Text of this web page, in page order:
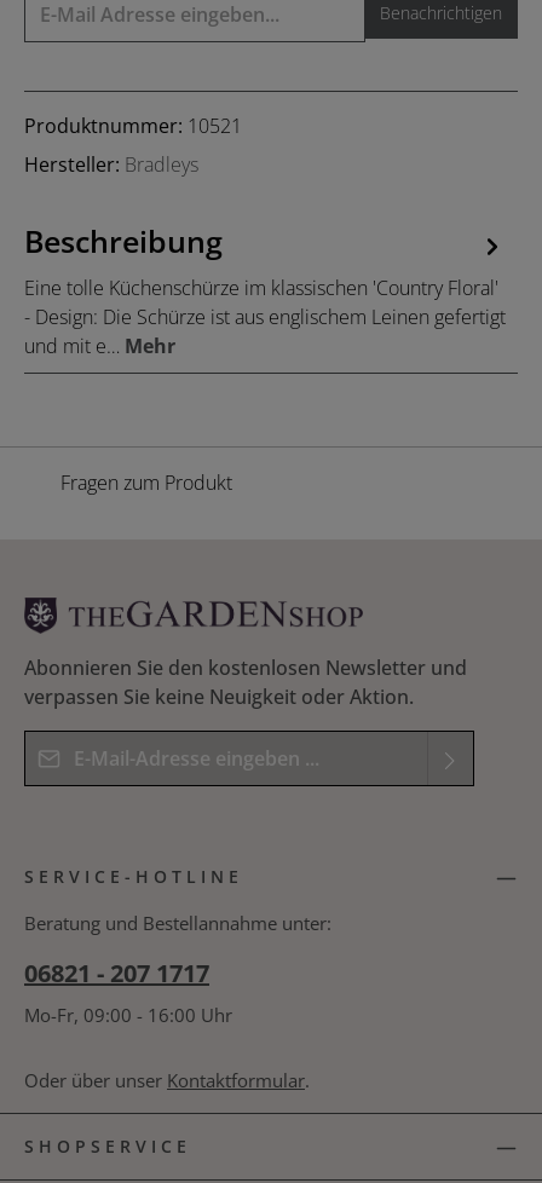
Benachrichtigen
Produktnummer: 10521
Hersteller: Bradleys
Beschreibung
Eine tolle Küchenschürze im klassischen 'Country Floral'
- Design: Die Schürze ist aus englischem Leinen gefertigt
und mit e… Mehr
Fragen zum Produkt
Abonnieren Sie den kostenlosen Newsletter und
verpassen Sie keine Neuigkeit oder Aktion.
E-Mail-Adresse*
Kenntnis genommen und die
Bitte geben Sie das Ergebnis der Gleichung in das
nachfolgende Textfeld ein. *
SERVICE-HOTLINE
Beratung und Bestellannahme unter:
06821 - 207 1717
Mo-Fr, 09:00 - 16:00 Uhr
Oder über unser Kontaktformular.
SHOPSERVICE